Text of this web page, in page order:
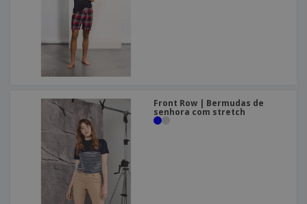
Front Row | Bermudas de
senhora com stretch